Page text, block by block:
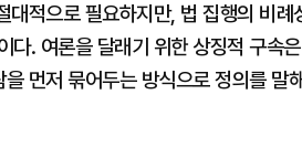
대적으로 필요하지만, 법 집행의 비
다. 여론을 달래기 위한 상징적 구속
먼저 묶어두는 방식으로 정의를 말